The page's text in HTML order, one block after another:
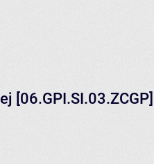
[06.GPI.SI.03.ZCGP]